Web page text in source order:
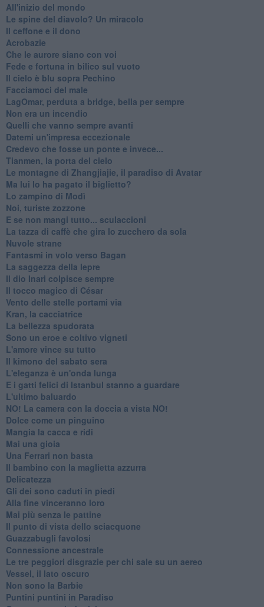
All'inizio del mondo
Le spine del diavolo? Un miracolo
Il ceffone e il dono
Acrobazie
Che le aurore siano con voi
Fede e fortuna in bilico sul vuoto
Il cielo è blu sopra Pechino
Facciamoci del male
LagOmar, perduta a bridge, bella per sempre
Non era un incendio
Quelli che vanno sempre avanti
Datemi un'impresa eccezionale
Credevo che fosse un ponte e invece...
Tianmen, la porta del cielo
Le montagne di Zhangjiajie, il paradiso di Avatar
Ma lui lo ha pagato il biglietto?
Lo zampino di Modì
Noi, turiste zozzone
E se non mangi tutto... sculaccioni
La tazza di caffè che gira lo zucchero da sola
Nuvole strane
Fantasmi in volo verso Bagan
La saggezza della lepre
Il dio Inari colpisce sempre
Il tocco magico di César
Vento delle stelle portami via
Kran, la cacciatrice
La bellezza spudorata
Sono un eroe e coltivo vigneti
L'amore vince su tutto
Il kimono del sabato sera
L'eleganza è un'onda lunga
E i gatti felici di Istanbul stanno a guardare
L'ultimo baluardo
NO! La camera con la doccia a vista NO!
Dolce come un pinguino
Mangia la cacca e ridi
Mai una gioia
Una Ferrari non basta
Il bambino con la maglietta azzurra
Delicatezza
Gli dei sono caduti in piedi
Alla fine vinceranno loro
Mai più senza le pattine
Il punto di vista dello sciacquone
Guazzabugli favolosi
Connessione ancestrale
Le tre peggiori disgrazie per chi sale su un aereo
Vessel, il lato oscuro
Non sono la Barbie
Puntini puntini in Paradiso